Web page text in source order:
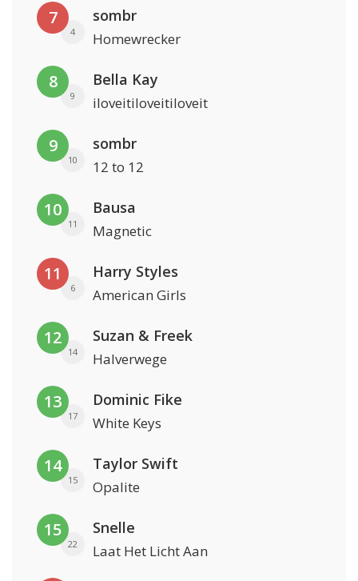
7
4
sombr
Homewrecker
8
9
Bella Kay
iloveitiloveitiloveit
9
10
sombr
12 to 12
10
11
Bausa
Magnetic
11
6
Harry Styles
American Girls
12
14
Suzan & Freek
Halverwege
13
17
Dominic Fike
White Keys
14
15
Taylor Swift
Opalite
15
22
Snelle
Laat Het Licht Aan